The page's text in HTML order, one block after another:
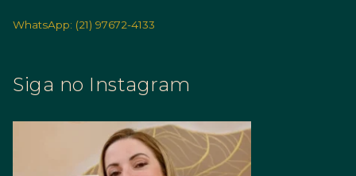
WhatsApp: (21) 97672-4133
Siga no Instagram